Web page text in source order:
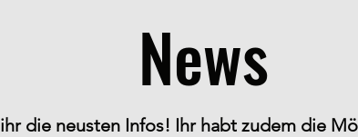
News
die neusten Infos! Ihr habt zudem die